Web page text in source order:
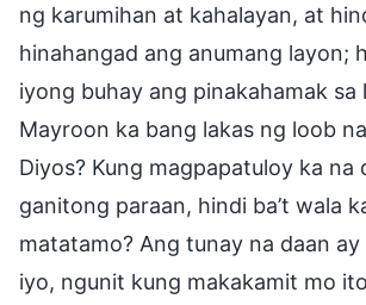
ng karumihan at kahalayan, at
hinahangad ang anumang layon;
iyong buhay ang pinakahamak sa
Mayroon ka bang lakas ng loob
Diyos? Kung magpapatuloy ka na
ganitong paraan, hindi ba’t wala
matatamo? Ang tunay na daan ay
iyo, ngunit kung makakamit mo